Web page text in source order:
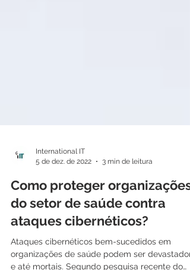
5 de dez. de 2022
3 min de leitura
Como proteger organizações
do setor de saúde contra
ataques cibernéticos?
Ataques cibernéticos bem-sucedidos em